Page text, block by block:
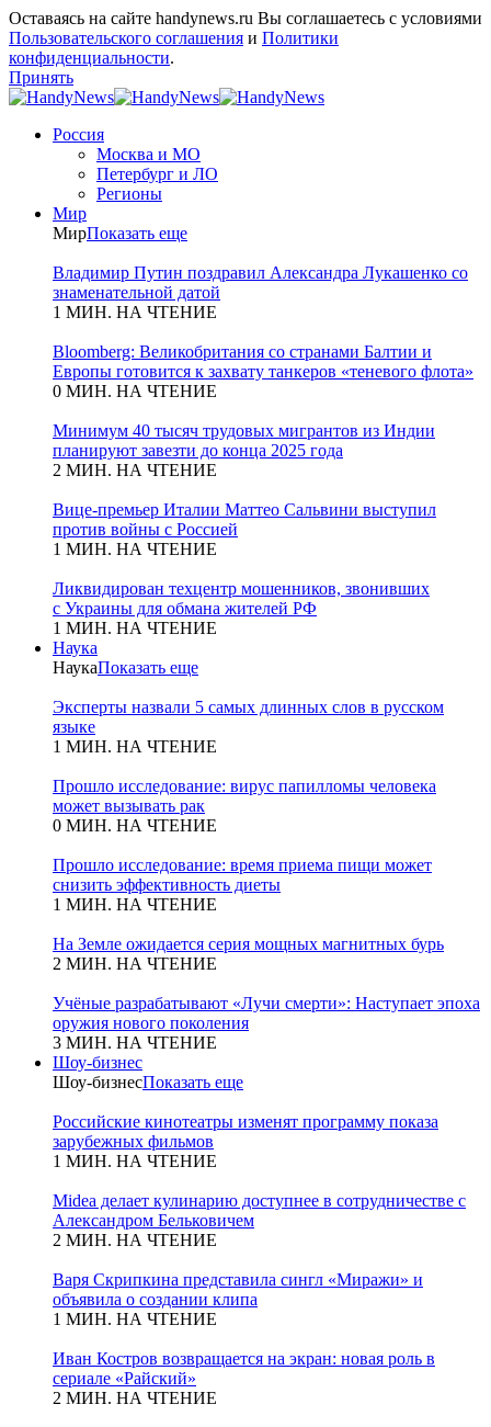
Оставаясь на сайте handynews.ru Вы соглашаетесь с условиями
Пользовательского соглашения и Политики
конфиденциальности.
Принять
Россия
Москва и МО
Петербург и ЛО
Регионы
Мир
МирПоказать еще
Владимир Путин поздравил Александра Лукашенко со
знаменательной датой
1 МИН. НА ЧТЕНИЕ
Bloomberg: Великобритания со странами Балтии и
Европы готовится к захвату танкеров «теневого флота»
0 МИН. НА ЧТЕНИЕ
Минимум 40 тысяч трудовых мигрантов из Индии
планируют завезти до конца 2025 года
2 МИН. НА ЧТЕНИЕ
Вице-премьер Италии Маттео Сальвини выступил
против войны с Россией
1 МИН. НА ЧТЕНИЕ
Ликвидирован техцентр мошенников, звонивших
с Украины для обмана жителей РФ
1 МИН. НА ЧТЕНИЕ
Наука
НаукаПоказать еще
Эксперты назвали 5 самых длинных слов в русском
языке
1 МИН. НА ЧТЕНИЕ
Прошло исследование: вирус папилломы человека
может вызывать рак
0 МИН. НА ЧТЕНИЕ
Прошло исследование: время приема пищи может
снизить эффективность диеты
1 МИН. НА ЧТЕНИЕ
На Земле ожидается серия мощных магнитных бурь
2 МИН. НА ЧТЕНИЕ
Учёные разрабатывают «Лучи смерти»: Наступает эпоха
оружия нового поколения
3 МИН. НА ЧТЕНИЕ
Шоу-бизнес
Шоу-бизнесПоказать еще
Российские кинотеатры изменят программу показа
зарубежных фильмов
1 МИН. НА ЧТЕНИЕ
Midea делает кулинарию доступнее в сотрудничестве с
Александром Бельковичем
2 МИН. НА ЧТЕНИЕ
Варя Скрипкина представила сингл «Миражи» и
объявила о создании клипа
1 МИН. НА ЧТЕНИЕ
Иван Костров возвращается на экран: новая роль в
сериале «Райский»
2 МИН. НА ЧТЕНИЕ